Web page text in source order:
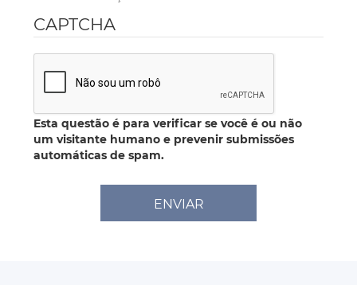
CAPTCHA
Esta questão é para verificar se você é ou não
um visitante humano e prevenir submissões
automáticas de spam.
ENVIAR